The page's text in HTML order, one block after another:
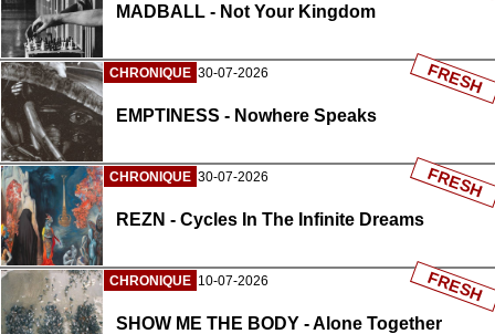
MADBALL - Not Your Kingdom
CHRONIQUE 30-07-2026
EMPTINESS - Nowhere Speaks
FRESH
CHRONIQUE 30-07-2026
REZN - Cycles In The Infinite Dreams
FRESH
CHRONIQUE 10-07-2026
SHOW ME THE BODY - Alone Together
FRESH